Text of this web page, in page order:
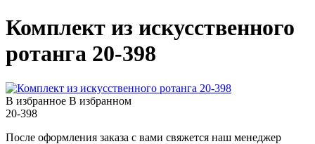
Комплект из искусственного
ротанга 20-398
В избранное В избранном
20-398
После оформления заказа с вами свяжется наш менеджер